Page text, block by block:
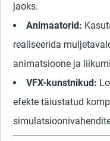
jaoks.
Animaatorid:
realiseerida
animatsioone ja
VFX-kunstnikud:
efekte täiustatud